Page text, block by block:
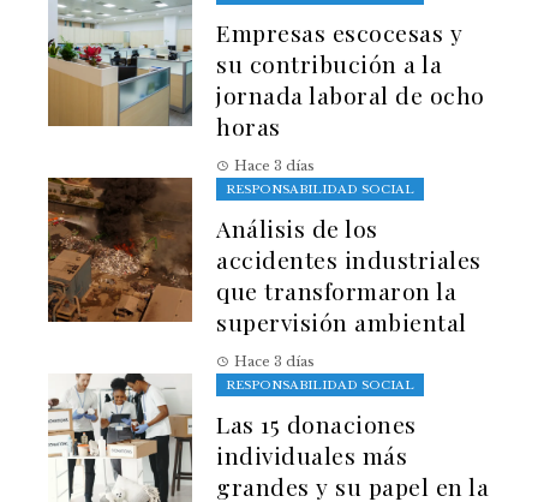
Empresas escocesas y
su contribución a la
jornada laboral de ocho
horas
Hace 3 días
RESPONSABILIDAD SOCIAL
Análisis de los
accidentes industriales
que transformaron la
supervisión ambiental
Hace 3 días
RESPONSABILIDAD SOCIAL
Las 15 donaciones
individuales más
grandes y su papel en la